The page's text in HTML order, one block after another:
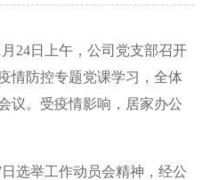
24日上午，公司党支部召开
情防控专题党课学习，全体
议。受疫情影响，居家办公
选举工作动员会精神，经公